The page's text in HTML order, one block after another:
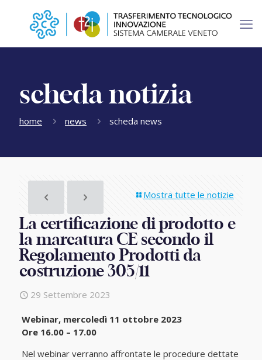
scheda notizia
home news scheda news
Mostra tutte le notizie
La certificazione di prodotto e
la marcatura CE secondo il
Regolamento Prodotti da
costruzione 305/11
29 Settembre 2023
Webinar, mercoledì 11 ottobre 2023
Ore 16.00 – 17.00
Nel webinar verranno affrontate le procedure dettate